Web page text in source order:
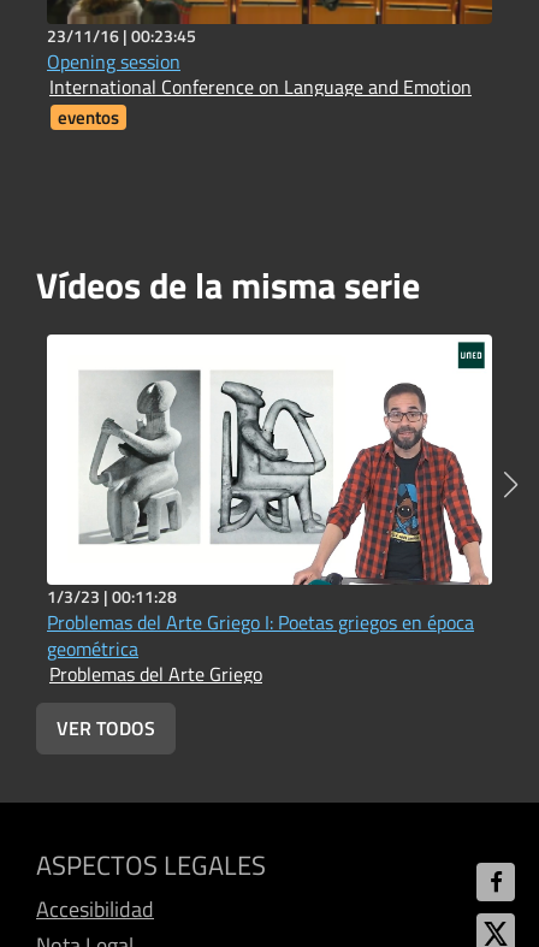
23/11/16 |00:23:45
Opening session
International Conference on Language and Emotion
eventos
Vídeos de la misma serie
1/3/23 |00:11:28
Problemas del Arte Griego I: Poetas griegos en época
geométrica
Problemas del Arte Griego
VER TODOS
ASPECTOS LEGALES
Accesibilidad